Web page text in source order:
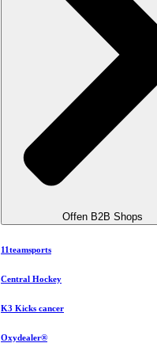
Offen B2B Shops
11teamsports
Central Hockey
K3 Kicks cancer
Oxydealer®